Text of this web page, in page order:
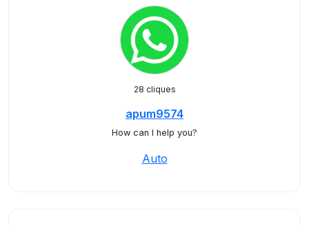
28 cliques
apum9574
How can I help you?
Auto